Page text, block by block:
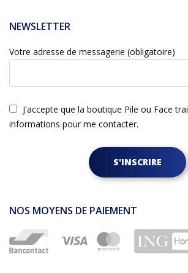
NEWSLETTER
Votre adresse de messagerie (obligatoire)
J'accepte que la boutique Pile ou Face
informations pour me contacter.
S'INSCRIRE
NOS MOYENS DE PAIEMENT